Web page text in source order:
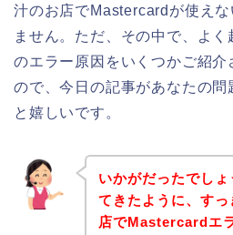
汁のお店でMastercardが使えな
ません。ただ、その中で、よ
のエラー原因をいくつかご紹介
ので、今日の記事があなたの問
と嬉しいです。
いかがだったでし
てきたように、す
店でMastercardエ